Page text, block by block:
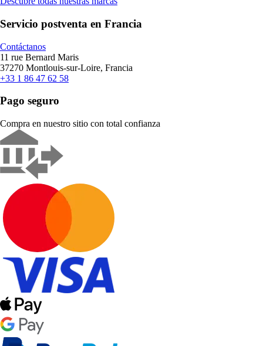
Servicio postventa en Francia
Contáctanos
11 rue Bernard Maris
37270 Montlouis-sur-Loire, Francia
+33 1 86 47 62 58
Pago seguro
Compra en nuestro sitio con total confianza